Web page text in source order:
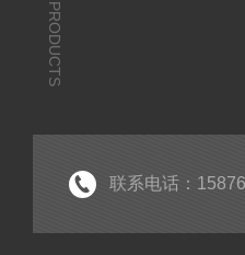
PRODUCTS
联系电话：